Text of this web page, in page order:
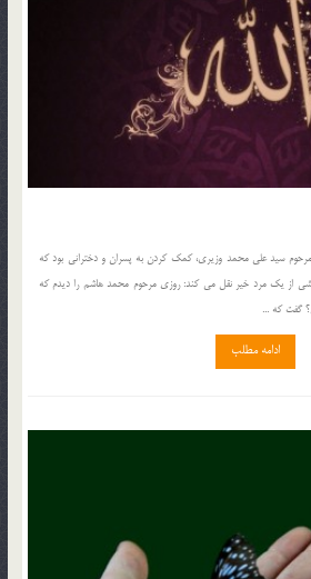
سيد علي محمد وزيري، کمک کردن به پسران و دختراني بود که
از يک مرد خير نقل مي کند: روزي مرحوم محمد هاشم را ديدم که
گفت که ...
ادامه مطلب